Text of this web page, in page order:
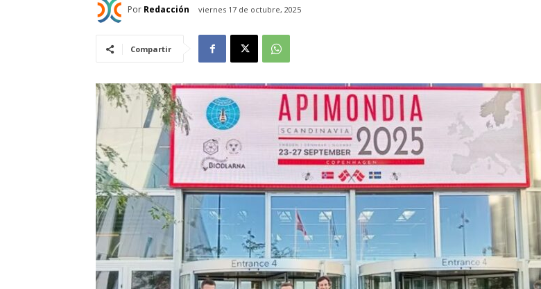
Noticias
Argentina
Por Redacción viernes 17 de octubre, 2025
Compartir